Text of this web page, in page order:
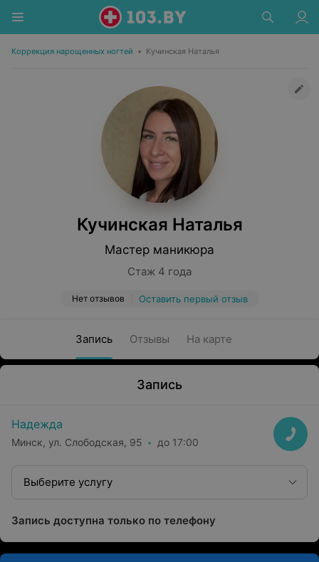
Коррекция нарощенных ногтей • Кучинская Наталья
Кучинская Наталья
Мастер маникюра
Стаж 4 года
Нет отзывов Оставить первый отзыв
Запись Отзывы На карте
Запись
Надежда
Минск, ул. Слободская, 95 до 17:00
Выберите услугу
Запись доступна только по телефону